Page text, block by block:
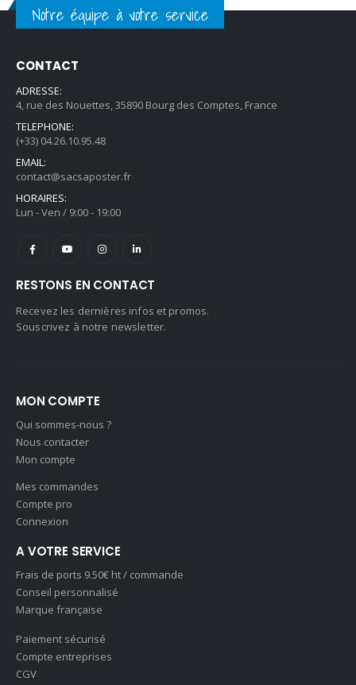
Notre équipe à votre service
CONTACT
ADRESSE:
4, rue des Nouettes, 35890 Bourg des Comptes, France
TELEPHONE:
(+33) 04.26.10.95.48
EMAIL:
contact@sacsaposter.fr
HORAIRES:
Lun - Ven / 9:00 - 19:00
RESTONS EN CONTACT
Recevez les dernières infos et promos.
Souscrivez à notre newsletter.
MON COMPTE
Qui sommes-nous ?
Nous contacter
Mon compte
Mes commandes
Compte pro
Connexion
A VOTRE SERVICE
Frais de ports 9.50€ ht / commande
Conseil personnalisé
Marque française
Paiement sécurisé
Compte entreprises
CGV